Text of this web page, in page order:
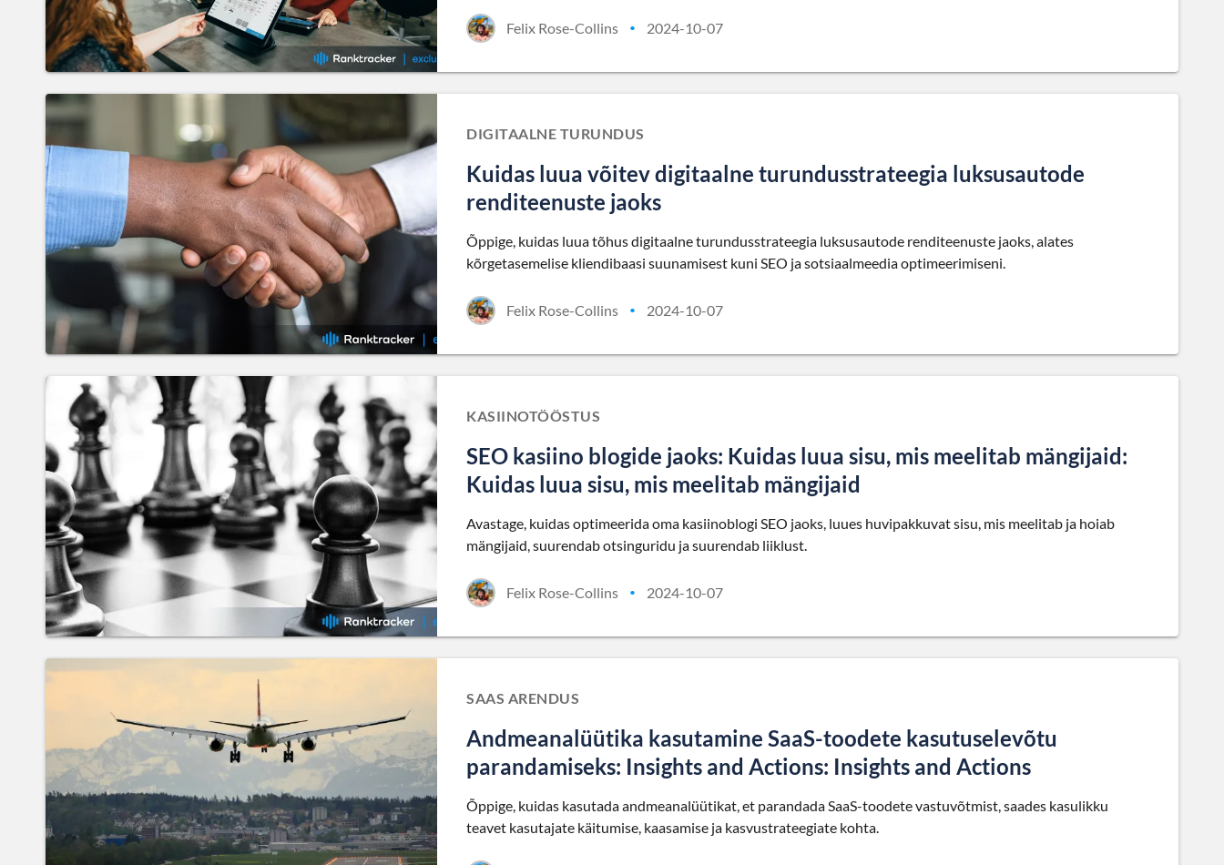
Felix Rose-Collins • 2024-10-07
DIGITAALNE TURUNDUS
Kuidas luua võitev digitaalne turundusstrateegia luksusautode
renditeenuste jaoks
Õppige, kuidas luua tõhus digitaalne turundusstrateegia luksusautode renditeenuste jaoks, alates
kõrgetasemelise kliendibaasi suunamisest kuni SEO ja sotsiaalmeedia optimeerimiseni.
Felix Rose-Collins • 2024-10-07
KASIINOTÖÖSTUS
SEO kasiino blogide jaoks: Kuidas luua sisu, mis meelitab mängijaid:
Kuidas luua sisu, mis meelitab mängijaid
Avastage, kuidas optimeerida oma kasiinoblogi SEO jaoks, luues huvipakkuvat sisu, mis meelitab ja hoiab
mängijaid, suurendab otsinguridu ja suurendab liiklust.
Felix Rose-Collins • 2024-10-07
SAAS ARENDUS
Andmeanalüütika kasutamine SaaS-toodete kasutuselevõtu
parandamiseks: Insights and Actions: Insights and Actions
Õppige, kuidas kasutada andmeanalüütikat, et parandada SaaS-toodete vastuvõtmist, saades kasulikku
teavet kasutajate käitumise, kaasamise ja kasvustrateegiate kohta.